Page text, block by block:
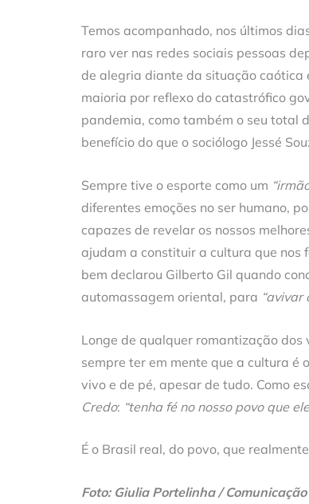
Temos acompanhado, nos últimos
raro ver nas redes sociais pessoas
de alegria diante da situação caótica
maioria por reflexo do catastrófico
pandemia, como também o seu total
benefício do que o sociólogo Jessé
Sempre tive o esporte como um
diferentes emoções no ser humano,
capazes de revelar os nossos
ajudam a constituir a cultura que nos
bem declarou Gilberto Gil quando
automassagem oriental, para “avivar
Longe de qualquer romantização dos
sempre ter em mente que a cultura é
vivo e de pé, apesar de tudo. Como
Credo: “tenha fé no nosso povo que
É o Brasil real, do povo, que
Foto: Giulia Portelinha /